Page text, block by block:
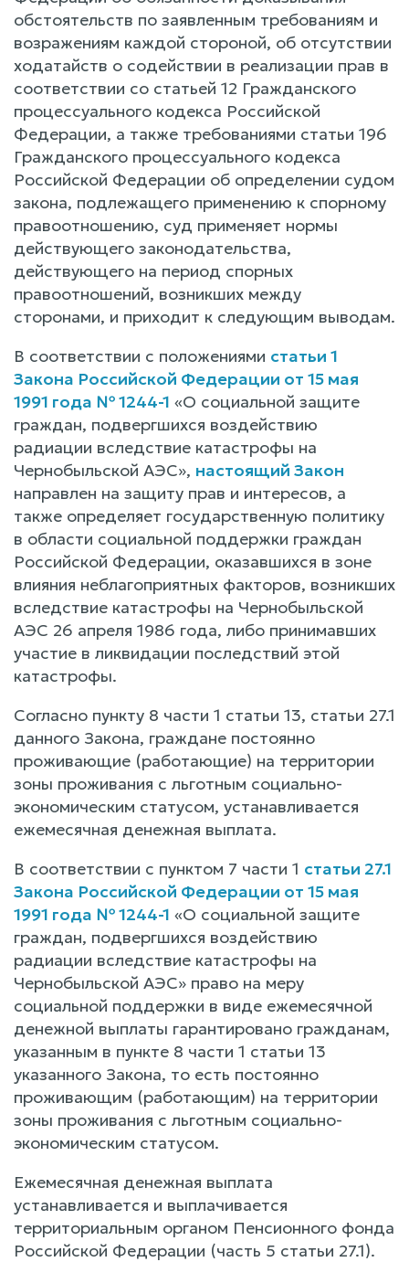
обстоятельств по заявленным требованиям и
возражениям каждой стороной, об отсутствии
ходатайств о содействии в реализации прав в
соответствии со статьей 12 Гражданского
процессуального кодекса Российской
Федерации, а также требованиями статьи 196
Гражданского процессуального кодекса
Российской Федерации об определении судом
закона, подлежащего применению к спорному
правоотношению, суд применяет нормы
действующего законодательства,
действующего на период спорных
правоотношений, возникших между
сторонами, и приходит к следующим выводам.
В соответствии с положениями статьи 1
Закона Российской Федерации от 15 мая
1991 года № 1244-1 «О социальной защите
граждан, подвергшихся воздействию
радиации вследствие катастрофы на
Чернобыльской АЭС», настоящий Закон
направлен на защиту прав и интересов, а
также определяет государственную политику
в области социальной поддержки граждан
Российской Федерации, оказавшихся в зоне
влияния неблагоприятных факторов, возникших
вследствие катастрофы на Чернобыльской
АЭС 26 апреля 1986 года, либо принимавших
участие в ликвидации последствий этой
катастрофы.
Согласно пункту 8 части 1 статьи 13, статьи 27.1
данного Закона, граждане постоянно
проживающие (работающие) на территории
зоны проживания с льготным социально-
экономическим статусом, устанавливается
ежемесячная денежная выплата.
В соответствии с пунктом 7 части 1 статьи 27.1
Закона Российской Федерации от 15 мая
1991 года № 1244-1 «О социальной защите
граждан, подвергшихся воздействию
радиации вследствие катастрофы на
Чернобыльской АЭС» право на меру
социальной поддержки в виде ежемесячной
денежной выплаты гарантировано гражданам,
указанным в пункте 8 части 1 статьи 13
указанного Закона, то есть постоянно
проживающим (работающим) на территории
зоны проживания с льготным социально-
экономическим статусом.
Ежемесячная денежная выплата
устанавливается и выплачивается
территориальным органом Пенсионного фонда
Российской Федерации (часть 5 статьи 27.1).